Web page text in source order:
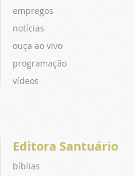
empregos
notícias
ouça ao vivo
programação
vídeos
Editora Santuário
bíblias